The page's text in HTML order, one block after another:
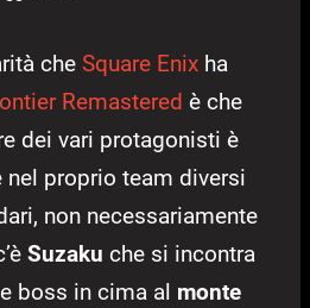
che Square Enix ha
Remastered è che
dei vari protagonisti è
proprio team diversi
non necessariamente
Suzaku che si incontra
boss in cima al monte